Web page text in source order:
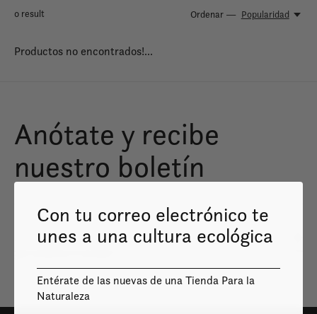
0 result Ordenar — Popularidad
Productos no encontrados!...
Anótate y recibe
nuestro boletín
Con tu correo electrónico te
unes a una cultura ecológica
Entérate de las nuevas de una Tienda Para la
Naturaleza